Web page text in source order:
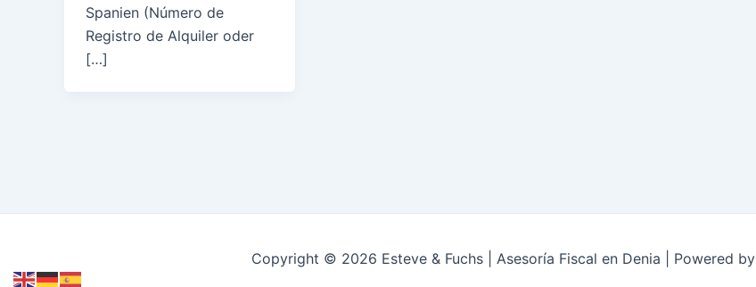
Spanien (Número de
Registro de Alquiler oder
[…]
Copyright © 2026 Esteve & Fuchs | Asesoría Fiscal en Denia | Powered by